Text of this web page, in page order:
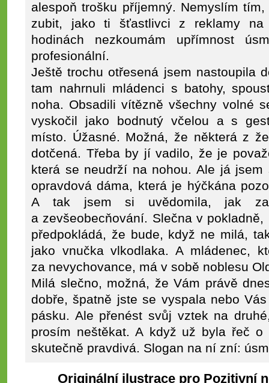
alespoň trošku příjemný. Nemyslím
zubit, jako ti šťastlivci z reklamy na
hodinách nezkoumám upřímnost
profesionální.
Ještě trochu otřesená jsem nastoupila
tam nahrnuli mládenci s batohy,
noha. Obsadili vítězně všechny volné
vyskočil jako bodnutý včelou a s
místo. Úžasné. Možná, že některá z
dotčená. Třeba by jí vadilo, že je
která se neudrží na nohou. Ale já
opravdová dáma, která je hýčkána
A tak jsem si uvědomila, jak
a zevšeobecňování. Slečna v
předpokládá, že bude, když ne milá,
jako vnučka vlkodlaka. A mládenec,
za nevychovance, má v sobě noblesu
Milá slečno, možná, že Vám právě
dobře, špatně jste se vyspala nebo
pásku. Ale přenést svůj vztek na
prosím neštěkat. A když už byla řeč
skutečně pravdivá. Slogan na ní zní:
Originální ilustrace pro Pozitivní